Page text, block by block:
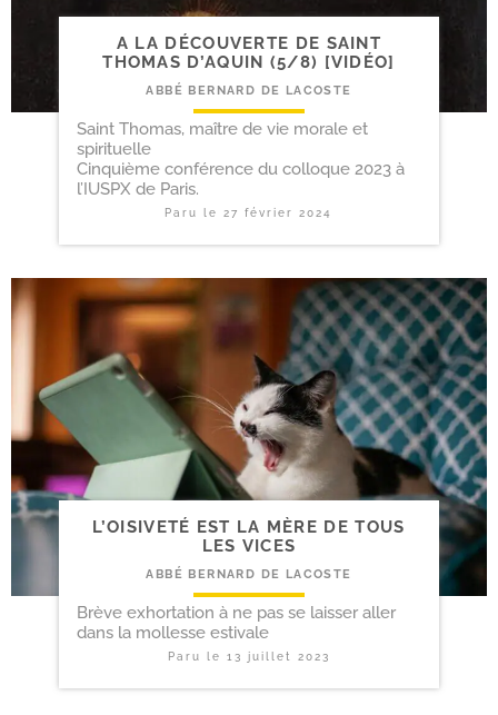
A LA DÉCOUVERTE DE SAINT
THOMAS D’AQUIN (5/​8) [VIDÉO]
ABBÉ BERNARD DE LACOSTE
Saint Thomas, maître de vie morale et
spirituelle
Cinquième conférence du colloque 2023 à
l’IUSPX de Paris.
Paru le27 février 2024
L’OISIVETÉ EST LA MÈRE DE TOUS
LES VICES
ABBÉ BERNARD DE LACOSTE
Brève exhortation à ne pas se laisser aller
dans la mollesse estivale
Paru le 13 juillet 2023